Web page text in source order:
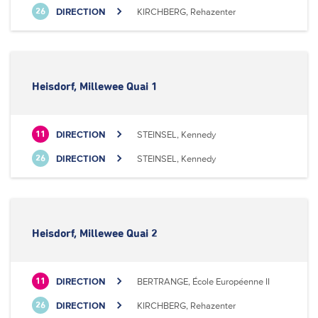
26 DIRECTION KIRCHBERG, Rehazenter
Heisdorf, Millewee Quai 1
11 DIRECTION STEINSEL, Kennedy
26 DIRECTION STEINSEL, Kennedy
Heisdorf, Millewee Quai 2
11 DIRECTION BERTRANGE, École Européenne II
26 DIRECTION KIRCHBERG, Rehazenter